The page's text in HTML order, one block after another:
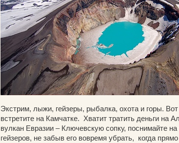
Экстрим, лыжи, гейзеры, рыбалка, охота и горы.
встретите на Камчатке. Хватит тратить деньги на
вулкан Евразии – Ключевскую сопку, поснимайте
гейзеров, не забыв его вовремя убрать, когда